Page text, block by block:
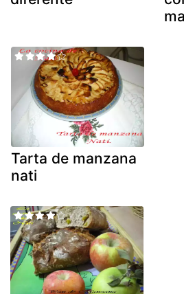
Tarta de manzana
nati